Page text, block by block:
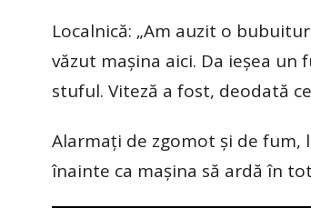
Localnică: „Am auzit o
văzut maşina aici. Da ieşea
stuful. Viteză a fost, deodată
Alarmaţi de zgomot şi de fum,
înainte ca maşina să ardă în